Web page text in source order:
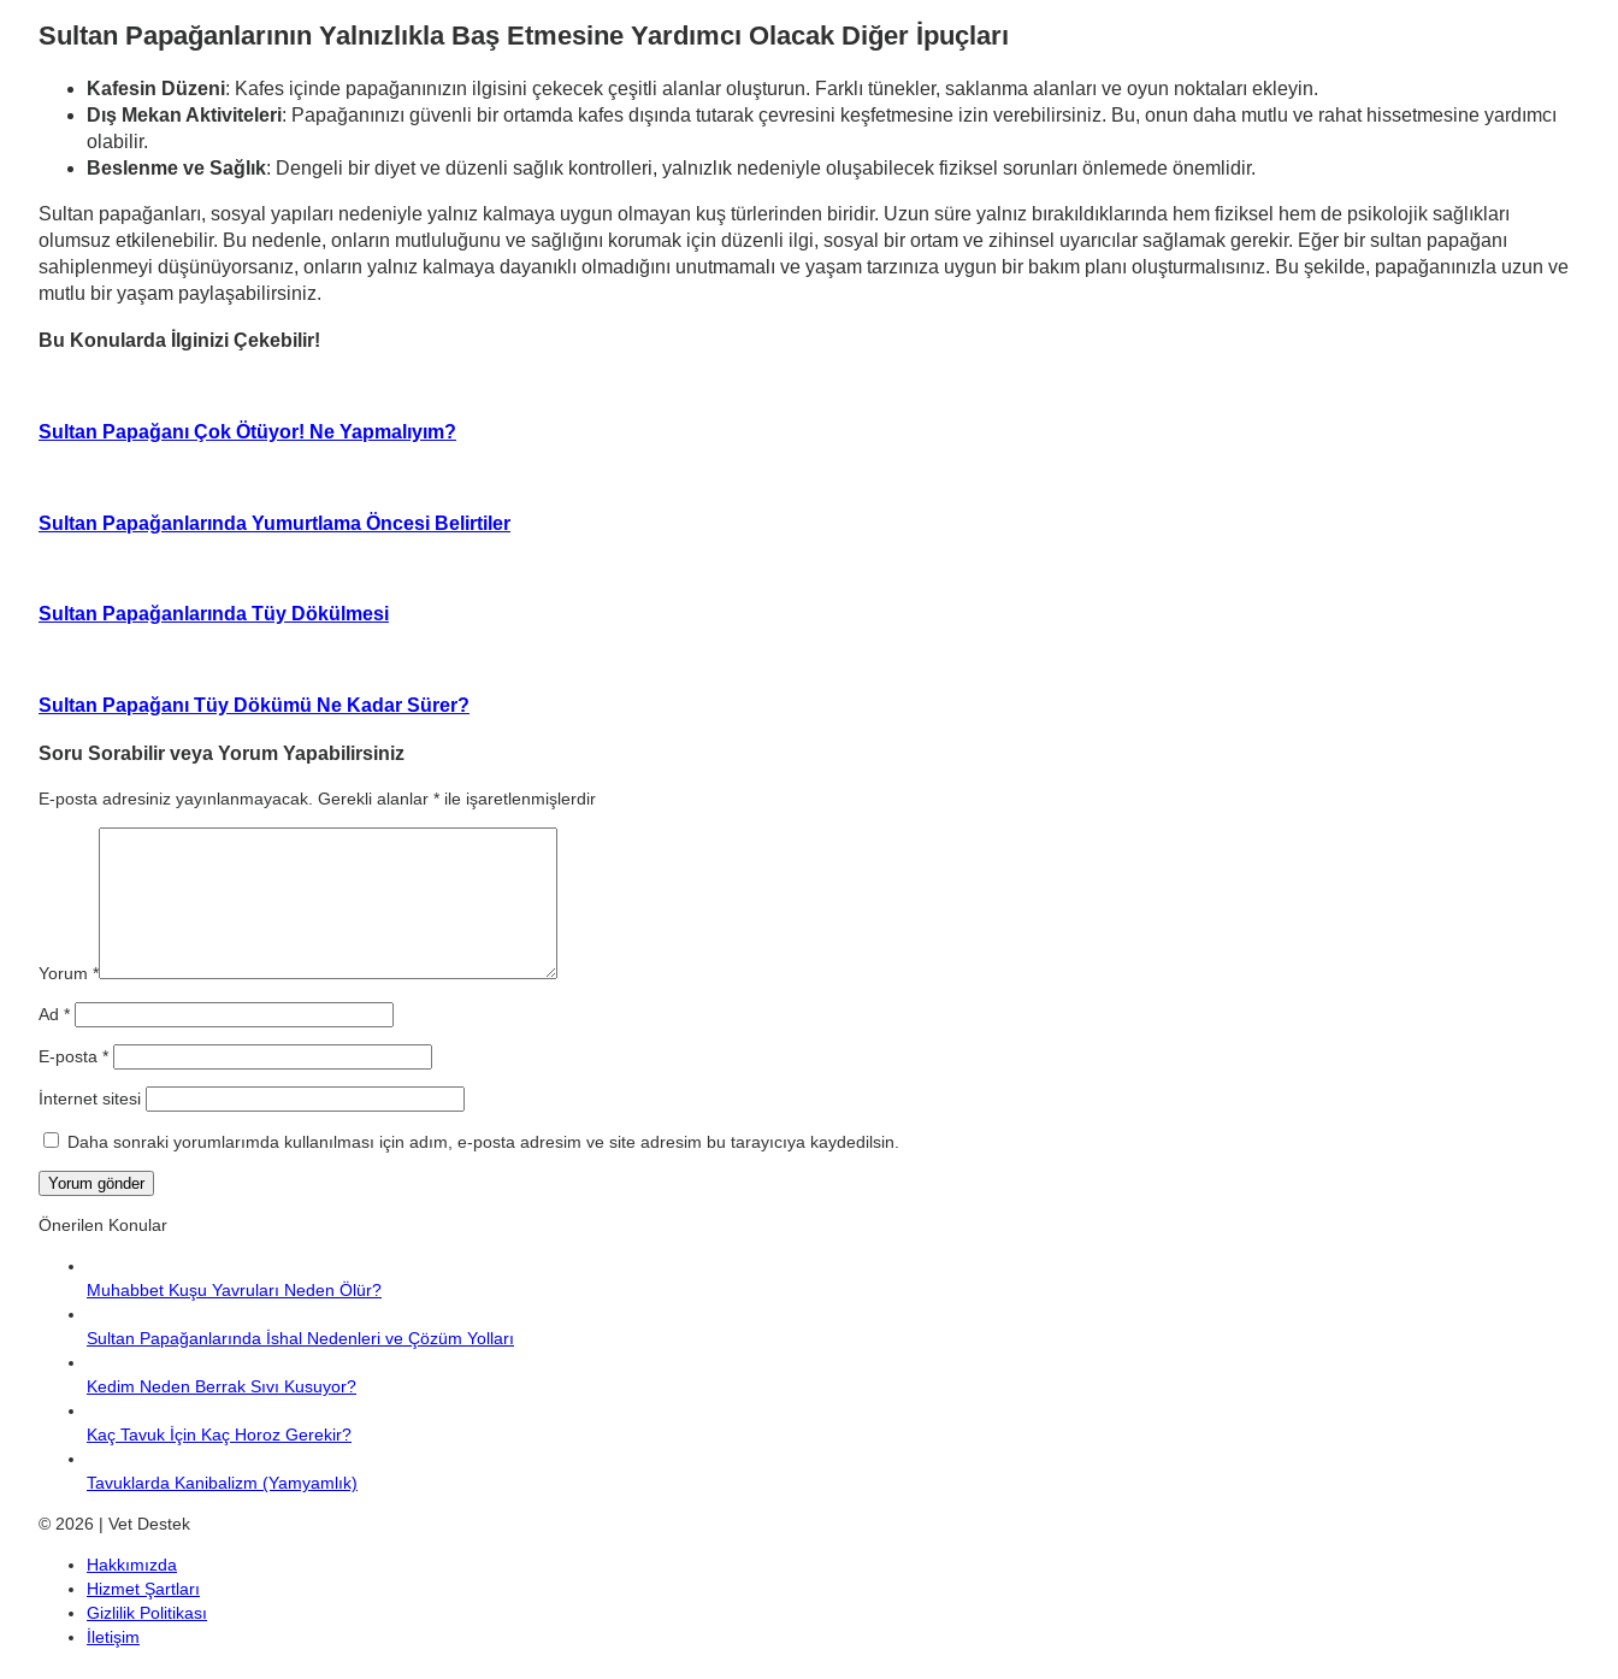
Sultan Papağanlarının Yalnızlıkla Baş Etmesine Yardımcı Olacak Diğer İpuçları
Kafesin Düzeni: Kafes içinde papağanınızın ilgisini çekecek çeşitli alanlar oluşturun. Farklı tünekler, saklanma alanları ve oyun noktaları ekleyin.
Dış Mekan Aktiviteleri: Papağanınızı güvenli bir ortamda kafes dışında tutarak çevresini keşfetmesine izin verebilirsiniz. Bu, onun daha mutlu ve rahat hissetmesine yardımcı
olabilir.
Beslenme ve Sağlık: Dengeli bir diyet ve düzenli sağlık kontrolleri, yalnızlık nedeniyle oluşabilecek fiziksel sorunları önlemede önemlidir.
Sultan papağanları, sosyal yapıları nedeniyle yalnız kalmaya uygun olmayan kuş türlerinden biridir. Uzun süre yalnız bırakıldıklarında hem fiziksel hem de psikolojik sağlıkları
olumsuz etkilenebilir. Bu nedenle, onların mutluluğunu ve sağlığını korumak için düzenli ilgi, sosyal bir ortam ve zihinsel uyarıcılar sağlamak gerekir. Eğer bir sultan papağanı
sahiplenmeyi düşünüyorsanız, onların yalnız kalmaya dayanıklı olmadığını unutmamalı ve yaşam tarzınıza uygun bir bakım planı oluşturmalısınız. Bu şekilde, papağanınızla uzun ve
mutlu bir yaşam paylaşabilirsiniz.
Bu Konularda İlginizi Çekebilir!
Sultan Papağanı Çok Ötüyor! Ne Yapmalıyım?
Sultan Papağanlarında Yumurtlama Öncesi Belirtiler
Sultan Papağanlarında Tüy Dökülmesi
Sultan Papağanı Tüy Dökümü Ne Kadar Sürer?
Soru Sorabilir veya Yorum Yapabilirsiniz
E-posta adresiniz yayınlanmayacak. Gerekli alanlar * ile işaretlenmişlerdir
Yorum *
Ad *
E-posta *
İnternet sitesi
Daha sonraki yorumlarımda kullanılması için adım, e-posta adresim ve site adresim bu tarayıcıya kaydedilsin.
Önerilen Konular
Muhabbet Kuşu Yavruları Neden Ölür?
Sultan Papağanlarında İshal Nedenleri ve Çözüm Yolları
Kedim Neden Berrak Sıvı Kusuyor?
Kaç Tavuk İçin Kaç Horoz Gerekir?
Tavuklarda Kanibalizm (Yamyamlık)
© 2026 | Vet Destek
Hakkımızda
Hizmet Şartları
Gizlilik Politikası
İletişim